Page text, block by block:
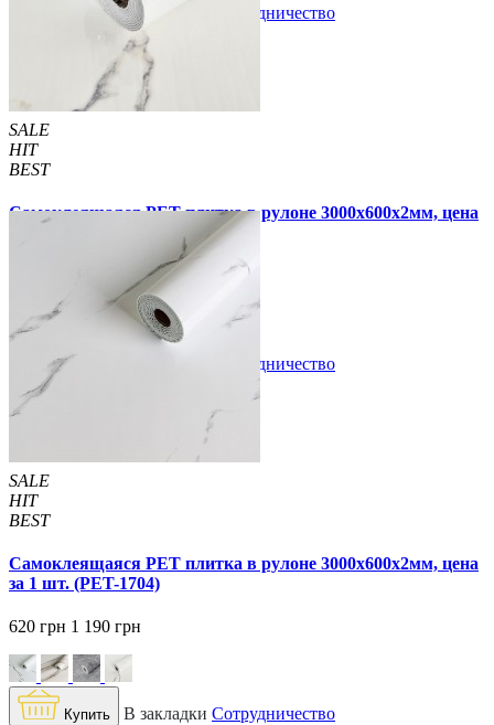
Купить В закладки Сотрудничество
SALE
HIT
BEST
Самоклеящаяся PET плитка в рулоне 3000х600х2мм, цена
1 190 грн
Купить Сотрудничество
SALE
HIT
BEST
Самоклеящаяся PET плитка в рулоне 3000х600х2мм, цена
за 1 шт. (PET-1704)
620 грн 1 190 грн
Купить В закладки Сотрудничество